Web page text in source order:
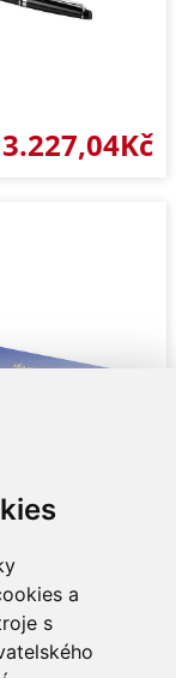
a
s
3.227,04Kč
2.801,29Kč